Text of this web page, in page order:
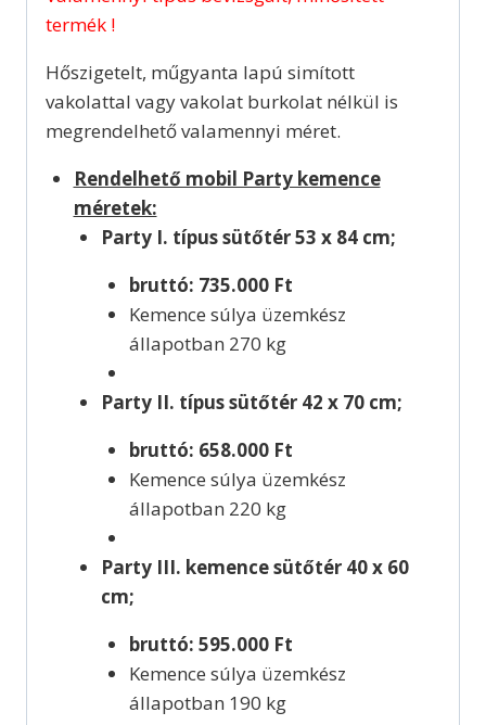
termék !
Hőszigetelt, műgyanta lapú simított
vakolattal vagy vakolat burkolat nélkül is
megrendelhető valamennyi méret.
Rendelhető mobil Party kemence
méretek:
Party I. típus sütőtér 53 x 84 cm;
bruttó: 735.000 Ft
Kemence súlya üzemkész
állapotban 270 kg
Party II. típus sütőtér 42 x 70 cm;
bruttó: 658.000 Ft
Kemence súlya üzemkész
állapotban 220 kg
Party III. kemence sütőtér 40 x 60
cm;
bruttó: 595.000 Ft
Kemence súlya üzemkész
állapotban 190 kg